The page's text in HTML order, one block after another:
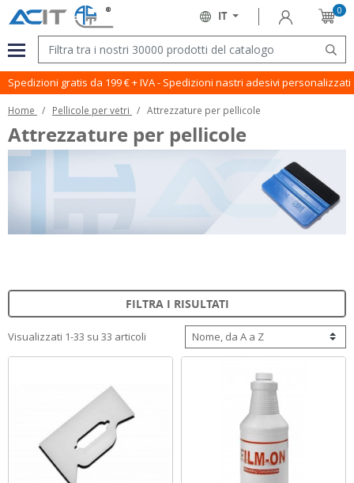
Lingua:
IT Accedi 0
Menu
Spedizioni gratis da 199 € + IVA - Spedizioni nastri adesivi personalizzati
Home Pellicole per vetri Attrezzature per pellicole
Attrezzature per pellicole
FILTRA I RISULTATI
Visualizzati 1-33 su 33 articoli